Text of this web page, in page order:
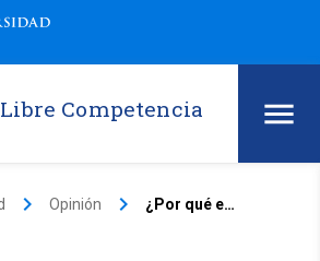
Competencia
keyboard_arrow_right Opinión keyboard_arrow_right ¿Por qué el caso de tarjetas de crédito en Argentina es diferente al de AMEX en Estados Unidos?